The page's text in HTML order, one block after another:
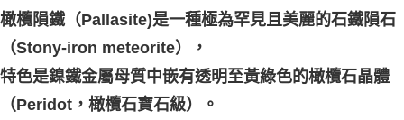
橄欖隕鐵（Pallasite)是一種極為罕見且美麗的石鐵隕石
（Stony-iron meteorite），
特色是鎳鐵金屬母質中嵌有透明至黃綠色的橄欖石晶體
（Peridot，橄欖石寶石級）。